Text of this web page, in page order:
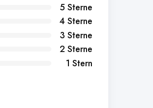
5 Sterne
4 Sterne
3 Sterne
2 Sterne
1 Stern